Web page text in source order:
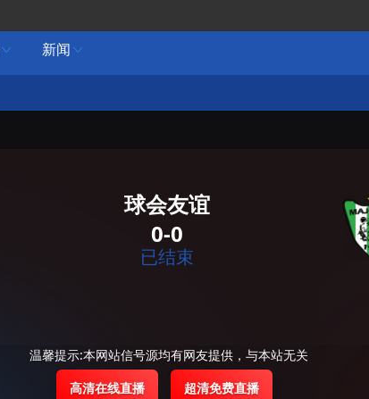
 新闻 
球会友谊
0-0
已结束
温馨提示:本网站信号源均有网友提供，与本站无关
高清在线直播
超清免费直播